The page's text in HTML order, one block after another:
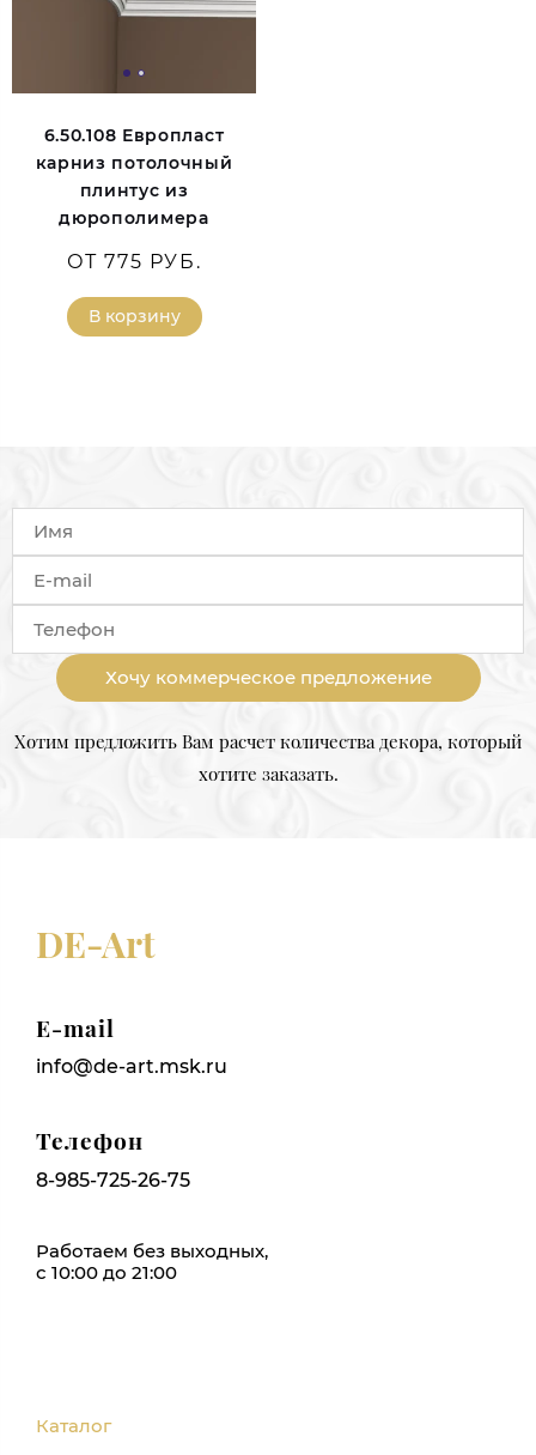
6.50.108 Европласт
карниз потолочный
плинтус из
дюрополимера
ОТ 775 РУБ.
В корзину
Хочу коммерческое предложение
Хотим предложить Вам расчет количества декора, который
хотите заказать.
DE-Art
E-mail
info@de-art.msk.ru
Телефон
8-985-725-26-75
Работаем без выходных,
с 10:00 до 21:00
Каталог